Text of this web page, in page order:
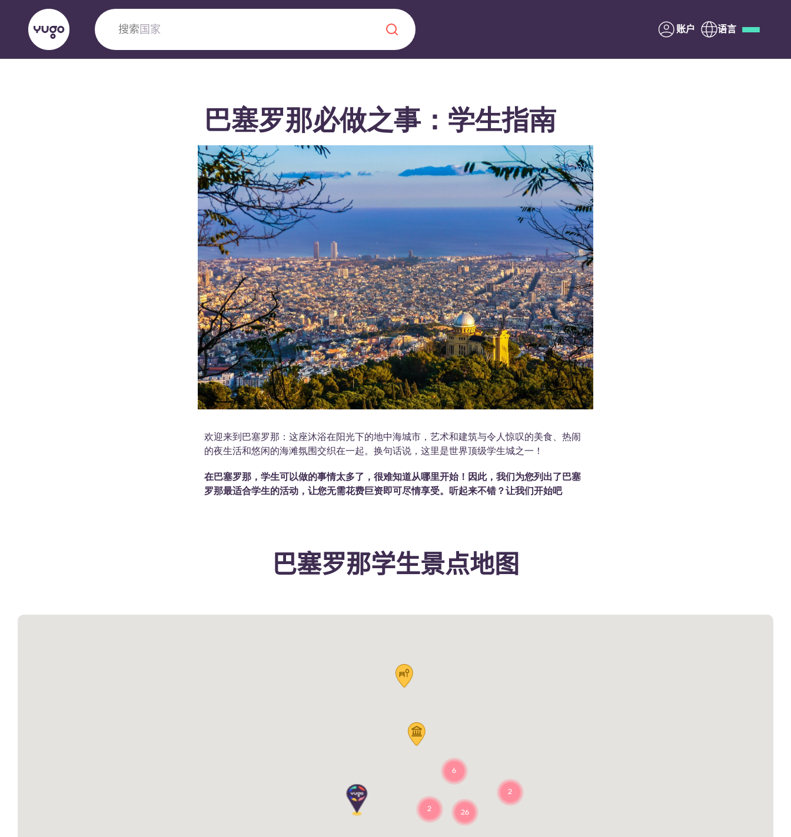
搜索大学 账户 语言
Yugo VCARB：引领公寓新时代
Yugo与VCARB的开创性合作，激发创新精神，点燃雄心壮志，缔造难
关于我们 与Yugo合作
常见问题解答 家长须知
联系我们
巴塞罗那必做之事：学生指南
欢迎来到巴塞罗那：这座沐浴在阳光下的地中海城市，艺术和建筑与令人惊叹的美食、热闹
的夜生活和悠闲的海滩氛围交织在一起。换句话说，这里是世界顶级学生城之一！
在巴塞罗那，学生可以做的事情太多了，很难知道从哪里开始！因此，我们为您列出了巴塞
罗那最适合学生的活动，让您无需花费巨资即可尽情享受。听起来不错？让我们开始吧
巴塞罗那学生景点地图
6
26
2
2